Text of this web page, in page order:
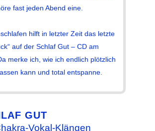
fast jeden Abend eine.
hilft in letzter Zeit das letzte
auf der Schlaf Gut – CD am
merke ich, wie ich endlich plötzlich
kann und total entspanne.
GUT
Vokal-Klängen